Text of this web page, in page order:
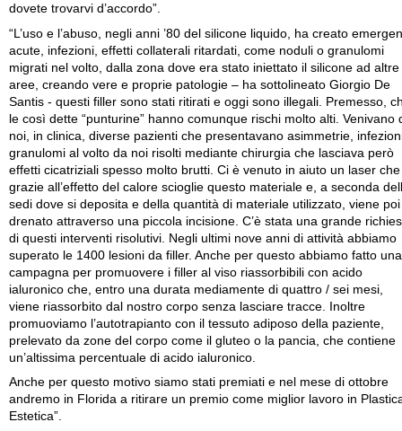
dovete trovarvi d’accordo”.
“L’uso e l’abuso, negli anni ’80 del silicone liquido, ha creato
acute, infezioni, effetti collaterali ritardati, come noduli o granulomi
migrati nel volto, dalla zona dove era stato iniettato il silicone ad altre
aree, creando vere e proprie patologie – ha sottolineato Giorgio De
Santis - questi filler sono stati ritirati e oggi sono illegali. Premesso,
le così dette “punturine” hanno comunque rischi molto alti. Venivano
noi, in clinica, diverse pazienti che presentavano asimmetrie,
granulomi al volto da noi risolti mediante chirurgia che lasciava però
effetti cicatriziali spesso molto brutti. Ci è venuto in aiuto un laser che
grazie all’effetto del calore scioglie questo materiale e, a seconda
sedi dove si deposita e della quantità di materiale utilizzato, viene poi
drenato attraverso una piccola incisione. C’è stata una grande
di questi interventi risolutivi. Negli ultimi nove anni di attività abbiamo
superato le 1400 lesioni da filler. Anche per questo abbiamo fatto una
campagna per promuovere i filler al viso riassorbibili con acido
ialuronico che, entro una durata mediamente di quattro / sei mesi,
viene riassorbito dal nostro corpo senza lasciare tracce. Inoltre
promuoviamo l’autotrapianto con il tessuto adiposo della paziente,
prelevato da zone del corpo come il gluteo o la pancia, che contiene
un’altissima percentuale di acido ialuronico.
Anche per questo motivo siamo stati premiati e nel mese di ottobre
andremo in Florida a ritirare un premio come miglior lavoro in
Estetica”.